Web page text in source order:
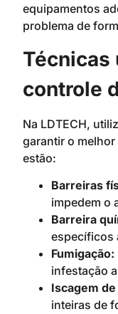
equipamentos
problema de
Técnicas
controle
Na LDTECH,
garantir o
estão:
Barreiras
impedem o
Barreira
específicos
Fumigação:
infestação
Iscagem
inteiras de